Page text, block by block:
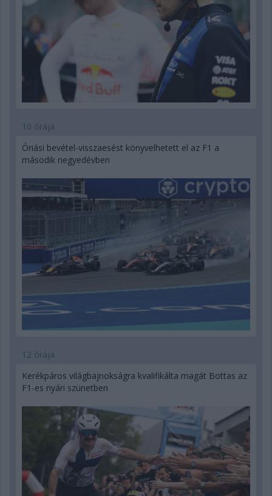
10 órája
Óriási bevétel-visszaesést könyvelhetett el az F1 a
második negyedévben
12 órája
Kerékpáros világbajnokságra kvalifikálta magát Bottas az
F1-es nyári szünetben